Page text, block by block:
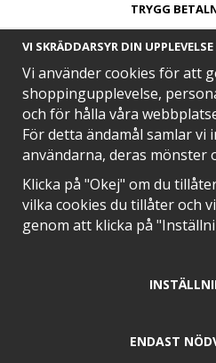
TRYGG
SNABB
EN DEL
VI SKRÄDDARSYR DIN UPPLEVELSE
Vi använder cookies för att
shoppingupplevelse,
och för hålla våra
För detta ändamål samlar vi
användarna, deras mönster
Klicka på "Okej" om du
vilka cookies du tillåter och
genom att klicka på
ENDAST